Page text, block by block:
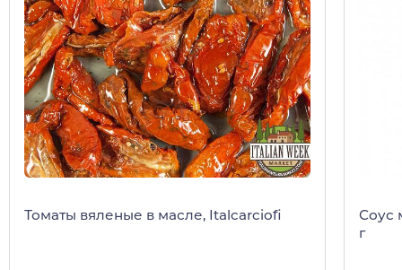
Томаты вяленые в масле, Italcarciofi
Соус
г